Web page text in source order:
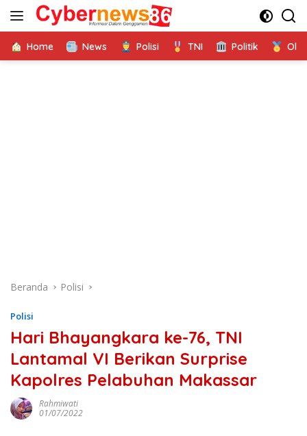
Langsung
Home News Polisi TNI Politik
Beranda Polisi
Polisi
Hari Bhayangkara ke-76, TNI
Lantamal VI Berikan Surprise
Kapolres Pelabuhan Makassar
Rahmiwati
01/07/2022